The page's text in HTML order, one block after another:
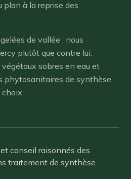
plan à la reprise des
de vallée : nous
plutôt que contre lui.
sobres en eau et
phytosanitaires de synthèse
conseil raisonnés des
traitement de synthèse